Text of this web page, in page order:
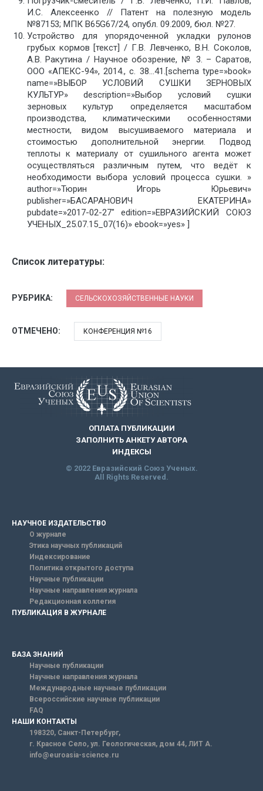
И.С. Алексеенко // Патент на полезную модель
№87153; МПК B65G67/24, опубл. 09.2009, бюл. №27.
Устройство для упорядоченной укладки рулонов
грубых кормов [текст] / Г.В. Левченко, В.Н. Соколов,
А.В. Ракутина / Научное обозрение, № 3. – Саратов,
ООО «АПЕКС-94», 2014., с. 38…41.[schema type=»book»
name=»ВЫБОР УСЛОВИЙ СУШКИ ЗЕРНОВЫХ
КУЛЬТУР» description=»Выбор условий сушки
зерновых культур определяется масштабом
производства, климатическими особенностями
местности, видом высушиваемого материала и
стоимостью дополнительной энергии. Подвод
теплоты к материалу от сушильного агента может
осуществляться различным путем, что ведёт к
необходимости выбора условий процесса сушки. »
author=»Тюрин Игорь Юрьевич»
publisher=»БАСАРАНОВИЧ ЕКАТЕРИНА»
pubdate=»2017-02-27″ edition=»ЕВРАЗИЙСКИЙ СОЮЗ
УЧЕНЫХ_25.07.15_07(16)» ebook=»yes» ]
Список литературы:
РУБРИКА: СЕЛЬСКОХОЗЯЙСТВЕННЫЕ НАУКИ
ОТМЕЧЕНО: КОНФЕРЕНЦИЯ №16
ОПЛАТА ПУБЛИКАЦИИ
ЗАПОЛНИТЬ АНКЕТУ АВТОРА
ИНДЕКСЫ
© 2022 Евразийский Союз Ученых.
All Rights Reserved.
НАУЧНОЕ ИЗДАТЕЛЬСТВО
О журнале
Этика научных публикаций
Индексирование
Политика открытого доступа
Научные публикации
Научные направления журнала
Редакционная коллегия
ПУБЛИКАЦИЯ В ЖУРНАЛЕ
БАЗА ЗНАНИЙ
Научные публикации
Научные направления журнала
Международные научные публикации
Всероссийские научные публикации
FAQ
НАШИ КОНТАКТЫ
198320, Санкт-Петербург,
г. Красное Село, ул. Геологическая, дом 44, ЛИТ А.
info@euroasia-science.ru